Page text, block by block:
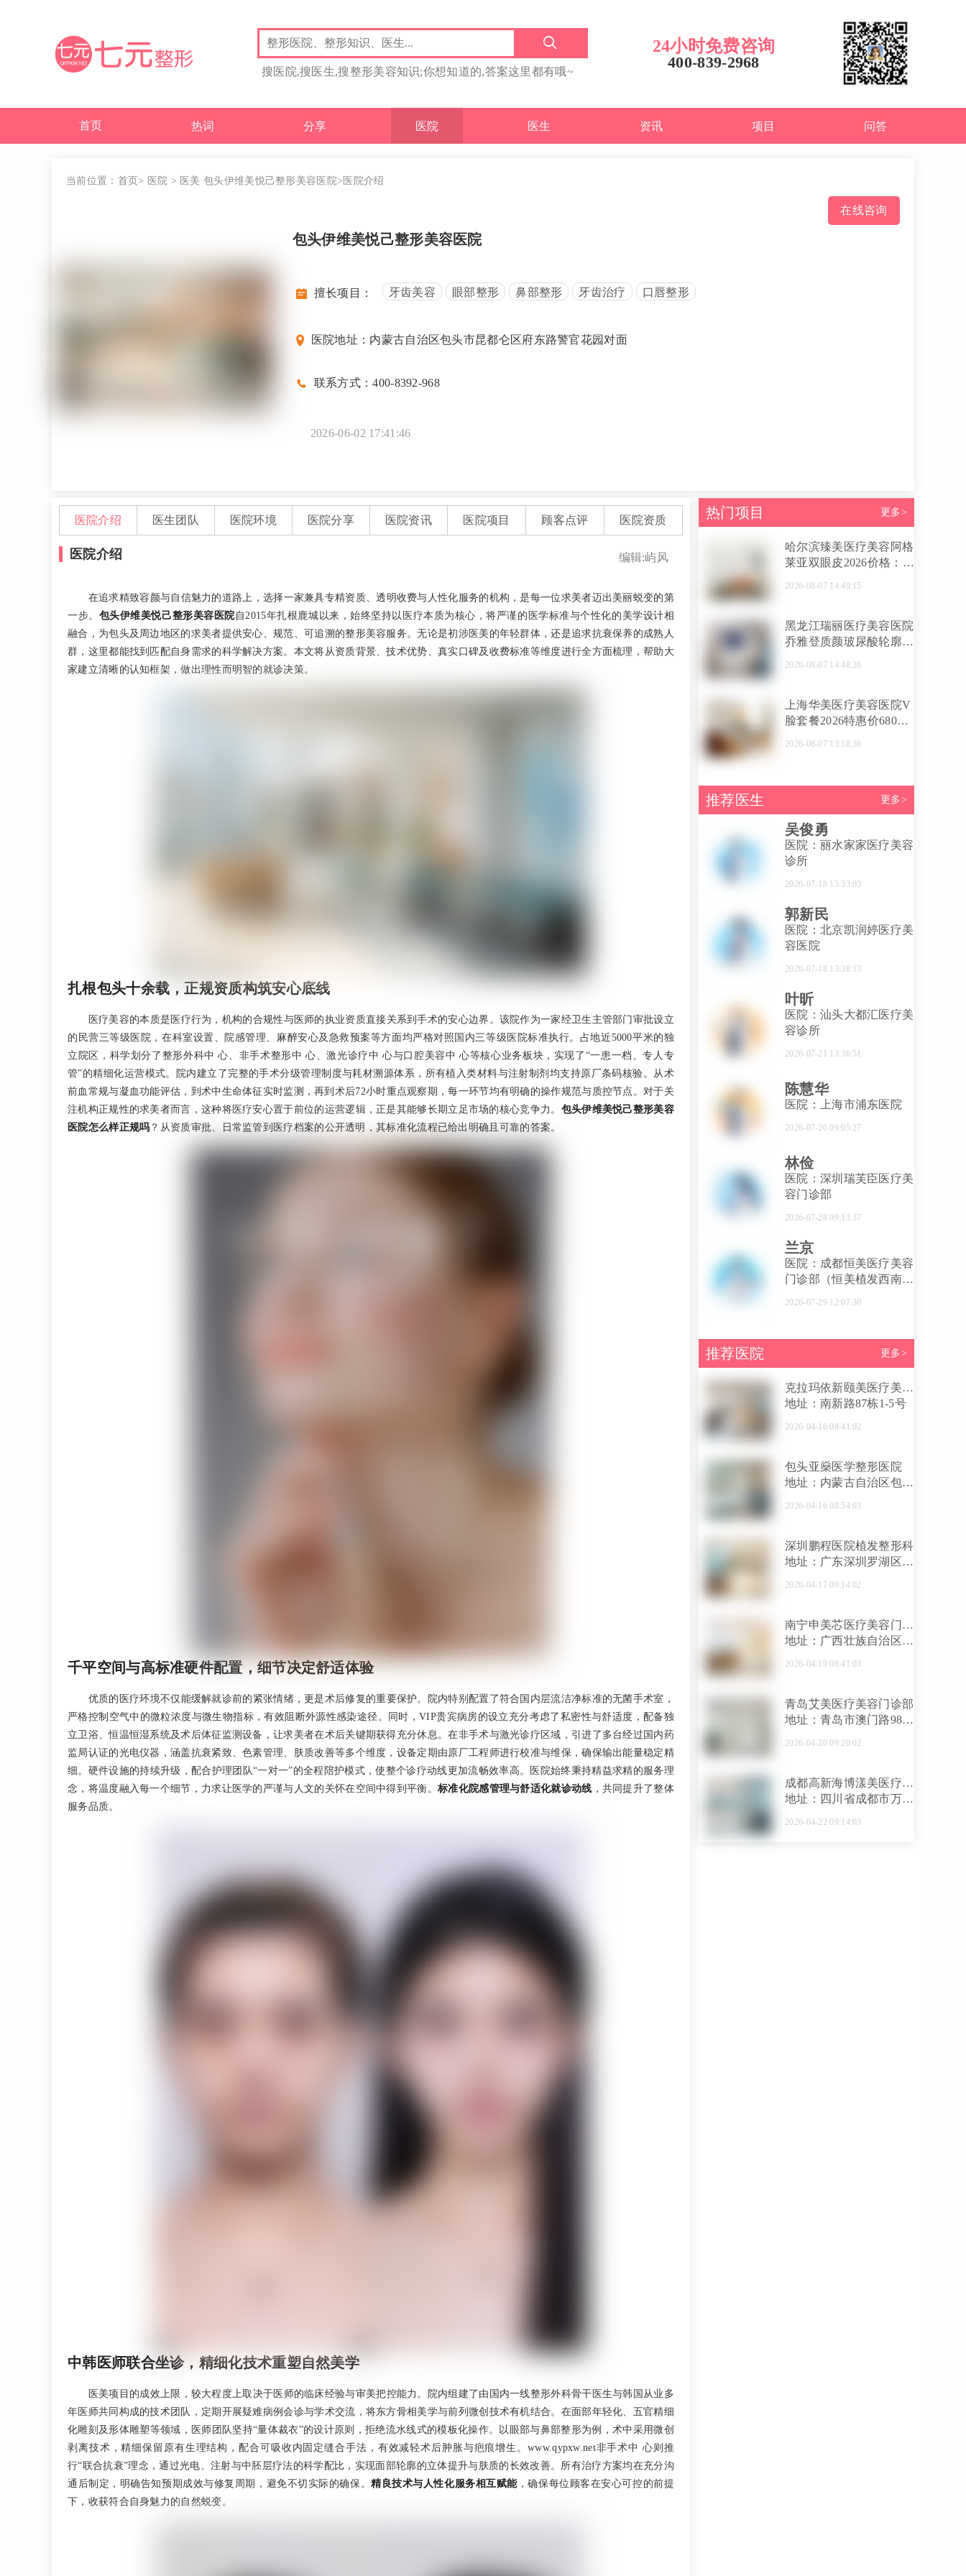
搜医院,搜医生,搜整形美容知识;你想知道的,答案这里都有哦~
24小时免费咨询
400-839-2968
首页 热词 分享 医院 医生 资讯 项目 问答
当前位置： 首页> 医院 > 医美 包头伊维美悦己整形美容医院>医院介绍
包头伊维美悦己整形美容医院
擅长项目： 牙齿美容 眼部整形 鼻部整形 牙齿治疗 口唇整形
医院地址：内蒙古自治区包头市昆都仑区府东路警官花园对面
联系方式：400-8392-968
2026-06-02 17:41:46
在线咨询
医院介绍 医生团队 医院环境 医院分享 医院资讯 医院项目 顾客点评 医院资质
医院介绍 编辑:屿风
在追求精致容颜与自信魅力的道路上，选择一家兼具专精资质、透明收费与人性化服务的机构，是每一位求美者迈出美丽蜕变的第
一步。 包头伊维美悦己整形美容医院自2015年扎根鹿城以来，始终坚持以医疗本质为核心，将严谨的医学标准与个性化的美学设计相
融合，为包头及周边地区的求美者提供安心、规范、可追溯的整形美容服务。无论是初涉医美的年轻群体，还是追求抗衰保养的成熟人
群，这里都能找到匹配自身需求的科学解决方案。本文将从资质背景、技术优势、真实口碑及收费标准等维度进行全方面梳理，帮助大
家建立清晰的认知框架，做出理性而明智的就诊决策。
扎根包头十余载，正规资质构筑安心底线
医疗美容的本质是医疗行为，机构的合规性与医师的执业资质直接关系到手术的安心边界。该院作为一家经卫生主管部门审批设立
的民营三等级医院，在科室设置、院感管理、麻醉安心及急救预案等方面均严格对照国内三等级医院标准执行。占地近5000平米的独
立院区，科学划分了整形外科中 心、非手术整形中 心、激光诊疗中 心与口腔美容中 心等核心业务板块，实现了“一患一档、专人专
管”的精细化运营模式。院内建立了完整的手术分级管理制度与耗材溯源体系，所有植入类材料与注射制剂均支持原厂条码核验。从术
前血常规与凝血功能评估，到术中生命体征实时监测，再到术后72小时重点观察期，每一环节均有明确的操作规范与质控节点。对于关
注机构正规性的求美者而言，这种将医疗安心置于前位的运营逻辑，正是其能够长期立足市场的核心竞争力。 包头伊维美悦己整形美容
医院怎么样正规吗 ？从资质审批、日常监管到医疗档案的公开透明，其标准化流程已给出明确且可靠的答案。
千平空间与高标准硬件配置，细节决定舒适体验
优质的医疗环境不仅能缓解就诊前的紧张情绪，更是术后修复的重要保护。院内特别配置了符合国内层流洁净标准的无菌手术室，
严格控制空气中的微粒浓度与微生物指标，有效阻断外源性感染途径。同时，VIP贵宾病房的设立充分考虑了私密性与舒适度，配备独
立卫浴、恒温恒湿系统及术后体征监测设备，让求美者在术后关键期获得充分休息。在非手术与激光诊疗区域，引进了多台经过国内药
监局认证的光电仪器，涵盖抗衰紧致、色素管理、肤质改善等多个维度，设备定期由原厂工程师进行校准与维保，确保输出能量稳定精
细。硬件设施的持续升级，配合护理团队“一对一”的全程陪护模式，使整个诊疗动线更加流畅效率高。医院始终秉持精益求精的服务理
念，将温度融入每一个细节，力求让医学的严谨与人文的关怀在空间中得到平衡。 标准化院感管理与舒适化就诊动线 ，共同提升了整体
服务品质。
中韩医师联合坐诊，精细化技术重塑自然美学
医美项目的成效上限，较大程度上取决于医师的临床经验与审美把控能力。院内组建了由国内一线整形外科骨干医生与韩国从业多
年医师共同构成的技术团队，定期开展疑难病例会诊与学术交流，将东方骨相美学与前列微创技术有机结合。在面部年轻化、五官精细
化雕刻及形体雕塑等领域，医师团队坚持“量体裁衣”的设计原则，拒绝流水线式的模板化操作。以眼部与鼻部整形为例，术中采用微创
剥离技术，精细保留原有生理结构，配合可吸收内固定缝合手法，有效减轻术后肿胀与疤痕增生。www.qypxw.net非手术中 心则推
行“联合抗衰”理念，通过光电、注射与中胚层疗法的科学配比，实现面部轮廓的立体提升与肤质的长效改善。所有治疗方案均在充分沟
通后制定，明确告知预期成效与修复周期，避免不切实际的确保。精良技术与人性化服务相互赋能，确保每位顾客在安心可控的前提
下，收获符合自身魅力的自然蜕变。
热门项目 更多>
哈尔滨臻美医疗美容阿格
莱亚双眼皮2026价格：微
2026-08-07 14:49:15
黑龙江瑞丽医疗美容医院
乔雅登质颜玻尿酸轮廓修
2026-08-07 14:48:26
上海华美医疗美容医院V
脸套餐2026特惠价6800
2026-08-07 13:18:36
推荐医生 更多>
吴俊勇
医院：丽水家家医疗美容
诊所
2026-07-18 13:33:03
郭新民
医院：北京凯润婷医疗美
容医院
2026-07-18 13:38:13
叶昕
医院：汕头大都汇医疗美
容诊所
2026-07-21 13:36:51
陈慧华
医院：上海市浦东医院
2026-07-26 09:05:27
林俭
医院：深圳瑞芙臣医疗美
容门诊部
2026-07-28 09:13:37
兰京
医院：成都恒美医疗美容
门诊部（恒美植发西南总
2026-07-29 12:07:30
推荐医院 更多>
克拉玛依新颐美医疗美容
诊所
地址：南新路87栋1-5号
2026-04-16 08:41:02
包头亚燊医学整形医院
地址：内蒙古自治区包头
2026-04-16 08:54:03
深圳鹏程医院植发整形科
地址：广东深圳罗湖区笋
2026-04-17 09:14:02
南宁申美芯医疗美容门诊
部
地址：广西壮族自治区南
2026-04-19 08:41:03
青岛艾美医疗美容门诊部
地址：青岛市澳门路98号
2026-04-20 09:20:02
成都高新海博漾美医疗美
容诊所
地址：四川省成都市万象
2026-04-22 09:14:03